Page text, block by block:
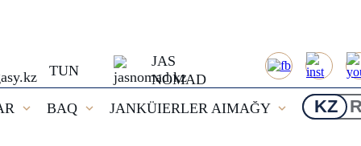
TUN
JAS
NOMAD
BAQ JANKÜIERLER AIMAĞY KZ